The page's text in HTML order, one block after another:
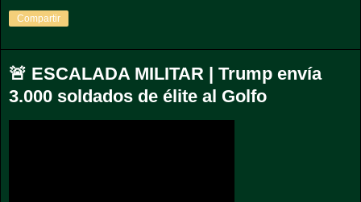
Compartir
🚨 ESCALADA MILITAR | Trump envía
3.000 soldados de élite al Golfo